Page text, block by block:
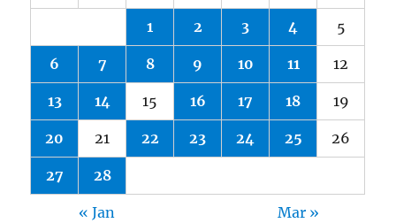
1 2 3 4 5
6 7 8 9 10 11 12
13 14 15 16 17 18 19
20 21 22 23 24 25 26
27 28
« Jan Mar »